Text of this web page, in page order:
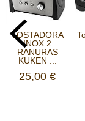
TOSTADORA
INOX 2
RANURAS
KUKEN ...
25,00 €